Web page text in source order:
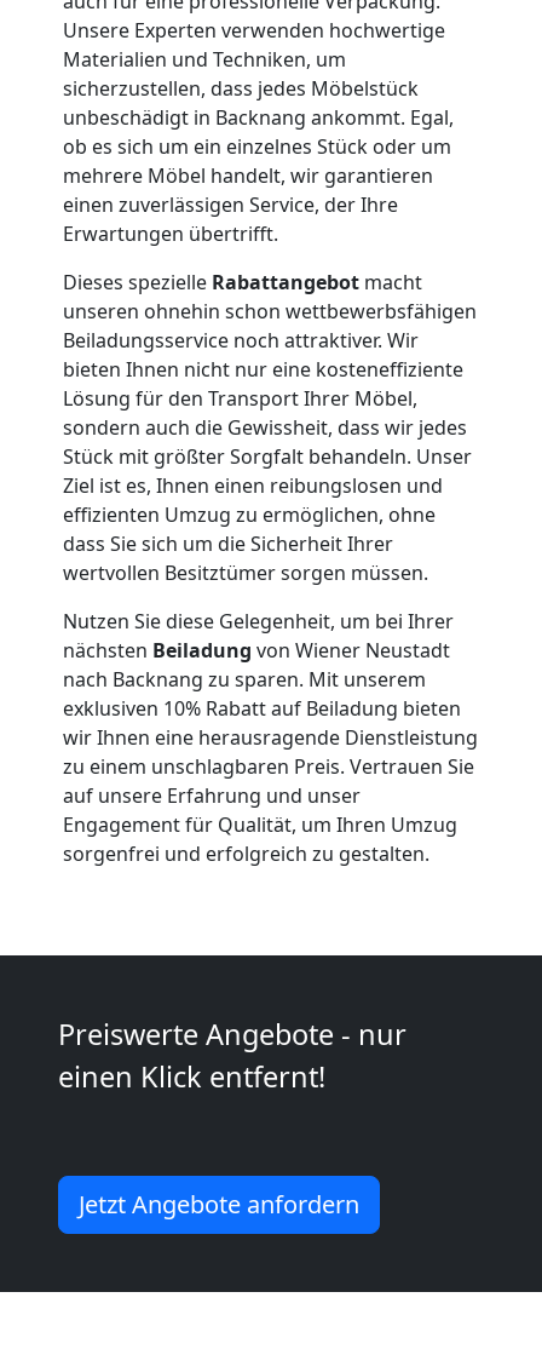
Unsere Experten verwenden hochwertige
Materialien und Techniken, um
sicherzustellen, dass jedes Möbelstück
unbeschädigt in Backnang ankommt. Egal,
ob es sich um ein einzelnes Stück oder um
mehrere Möbel handelt, wir garantieren
einen zuverlässigen Service, der Ihre
Erwartungen übertrifft.
Dieses spezielle Rabattangebot macht
unseren ohnehin schon wettbewerbsfähigen
Beiladungsservice noch attraktiver. Wir
bieten Ihnen nicht nur eine kosteneffiziente
Lösung für den Transport Ihrer Möbel,
sondern auch die Gewissheit, dass wir jedes
Stück mit größter Sorgfalt behandeln. Unser
Ziel ist es, Ihnen einen reibungslosen und
effizienten Umzug zu ermöglichen, ohne
dass Sie sich um die Sicherheit Ihrer
wertvollen Besitztümer sorgen müssen.
Nutzen Sie diese Gelegenheit, um bei Ihrer
nächsten Beiladung von Wiener Neustadt
nach Backnang zu sparen. Mit unserem
exklusiven 10% Rabatt auf Beiladung bieten
wir Ihnen eine herausragende Dienstleistung
zu einem unschlagbaren Preis. Vertrauen Sie
auf unsere Erfahrung und unser
Engagement für Qualität, um Ihren Umzug
sorgenfrei und erfolgreich zu gestalten.
Preiswerte Angebote - nur
einen Klick entfernt!
Jetzt Angebote anfordern
Büroumzug
Wiener
Neustadt
Expressumzug
Wiener
Neustadt
Tragehilfe
Wiener
Neustadt
Kleiner
Umzug
Wiener
Wiener
Umzug
und